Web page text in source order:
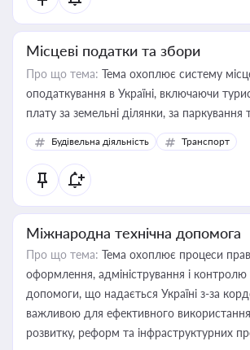
Місцеві податки та збори
Про що тема: Тема охоплює систему
оподаткування в Україні, включаючи
Будівельна діяльність Транспорт
Міжнародна технічна допомога
Про що тема: Тема охоплює процеси
оформлення, адміністрування і контролю
допомоги, що надається Україні з-за
важливою для ефективного використання
розвитку, реформ та інфраструктурних